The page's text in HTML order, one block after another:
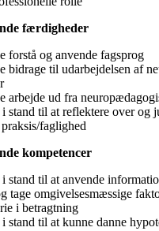
færdigheder
forstå og anvende fagsprog
bidrage til udarbejdelsen af
arbejde ud fra
stand til at reflektere over og
faglighed
kompetencer
stand til at anvende
tage omgivelsesmæssige
i betragtning
stand til at kunne danne